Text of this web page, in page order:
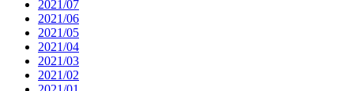
2021/07
2021/06
2021/05
2021/04
2021/03
2021/02